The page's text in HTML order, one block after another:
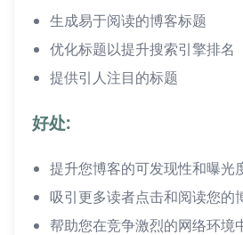
生成易于阅读的博客标题
优化标题以提升搜索引擎排名
提供引人注目的标题
好处:
提升您博客的可发现性和曝光
吸引更多读者点击和阅读您的
帮助您在竞争激烈的网络环境